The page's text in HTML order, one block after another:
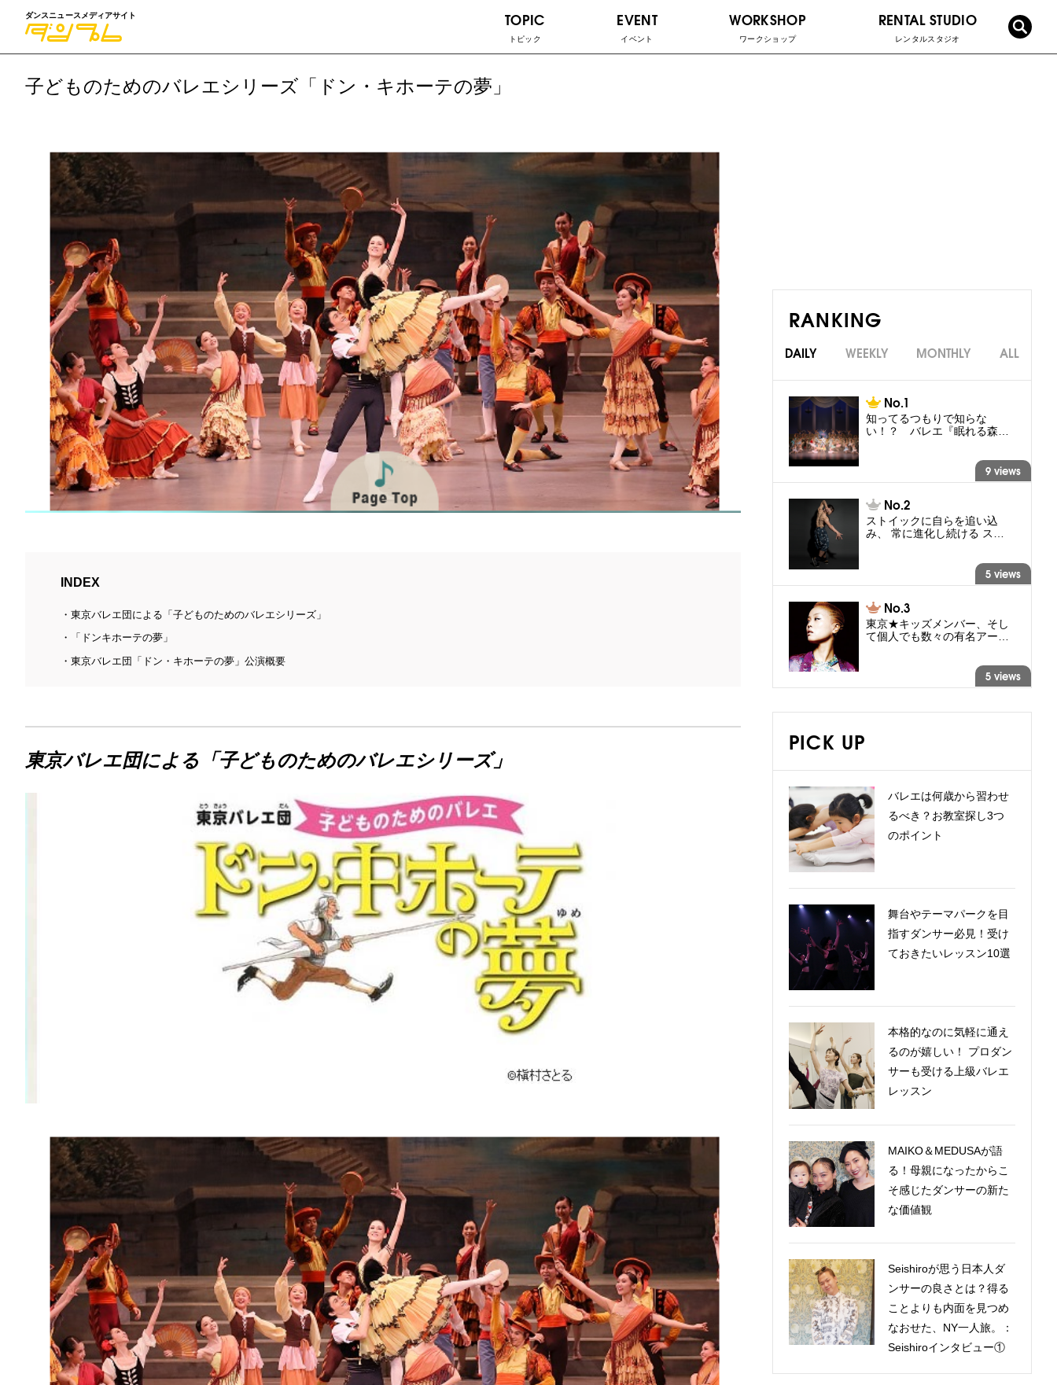
ダンスニュースメディアサイト TOPIC
トピック
EVENT
イベント
WORKSHOP
ワークショップ
RENTAL STUDIO
レンタルスタジオ
子どものためのバレエシリーズ「ドン・キホーテの夢」
INDEX
東京バレエ団による「子どものためのバレエシリーズ」
「ドンキホーテの夢」
東京バレエ団「ドン・キホーテの夢」公演概要
東京バレエ団による「子どものためのバレエシリーズ」
RANKING
DAILY WEEKLY MONTHLY ALL
知ってるつもりで知らな
い！？ バレエ『眠れる森…
9 views
ストイックに自らを追い込
み、 常に進化し続ける ス…
5 views
東京★キッズメンバー、そし
て個人でも数々の有名アー…
5 views
PICK UP
バレエは何歳から習わせ
るべき？お教室探し3つ
のポイント
舞台やテーマパークを目
指すダンサー必見！受け
ておきたいレッスン10選
本格的なのに気軽に通え
るのが嬉しい！ プロダン
サーも受ける上級バレエ
レッスン
MAIKO＆MEDUSAが語
る！母親になったからこ
そ感じたダンサーの新た
な価値観
Seishiroが思う日本人ダ
ンサーの良さとは？得る
ことよりも内面を見つめ
なおせた、NY一人旅。：
Seishiroインタビュー①